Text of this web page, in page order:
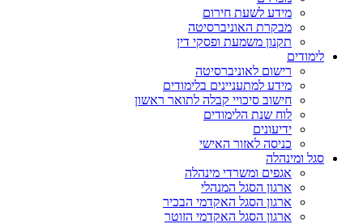
מידע לשעת חירום
מבקרת האוניברסיטה
תקנון משמעת ופסקי דין
לימודים
רישום לאוניברסיטה
מידע למתעניינים בלימודים
חישוב סיכויי קבלה לתואר ראשון
לוח שנת הלימודים
ידיעונים
כניסה לאזור האישי
סגל ומינהלה
אגפים ומשרדי מינהלה
ארגון הסגל המנהלי
ארגון הסגל האקדמי הבכיר
ארגון הסגל האקדמי הזוטר